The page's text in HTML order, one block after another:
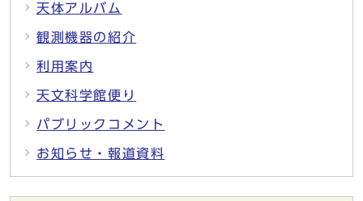
天体アルバム
観測機器の紹介
利用案内
天文科学館便り
パブリックコメント
お知らせ・報道資料